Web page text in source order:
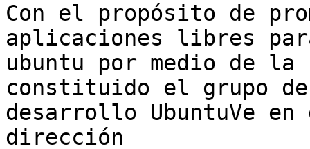
Con el propósito de
aplicaciones libres
ubuntu por medio de la
constituido el grupo de
desarrollo UbuntuVe